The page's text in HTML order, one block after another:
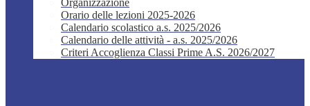
Organizzazione
Orario delle lezioni 2025-2026
Calendario scolastico a.s. 2025/2026
Calendario delle attività - a.s. 2025/2026
Criteri Accoglienza Classi Prime A.S. 2026/2027